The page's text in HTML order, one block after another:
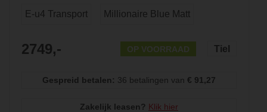
E-u4 Transport
Millionaire Blue Matt
2749,- OP VOORRAAD Tiel
Gespreid betalen: 36 betalingen van € 91,27
Zakelijk leasen? Klik hier